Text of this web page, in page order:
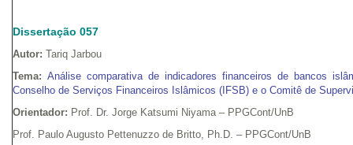
Dissertação 057
Autor: Tariq Jarbou
Tema: Análise comparativa de indicadores financeiros de bancos
Conselho de Serviços Financeiros Islâmicos (IFSB) e o Comitê de
Orientador: Prof. Dr. Jorge Katsumi Niyama – PPGCont/UnB
Prof. Paulo Augusto Pettenuzzo de Britto, Ph.D. – PPGCont/UnB